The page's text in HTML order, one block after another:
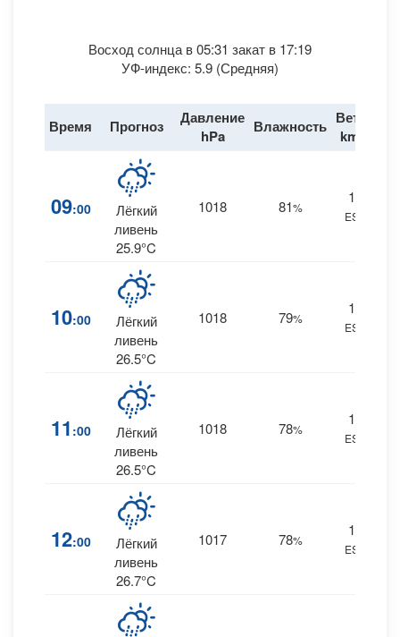
Восход солнца в 05:31 закат в 17:19
УФ-индекс: 5.9 (Средняя)
Время Прогноз
Давление
hPa
Влажность Ветер
km/h
09:00
Лёгкий
ливень
25.9°C
1018 81%
18
ESE
10:00
Лёгкий
ливень
26.5°C
1018 79%
17
ESE
11 :00
Лёгкий
ливень
26.5°C
1018 78%
16
ESE
12:00
Лёгкий
ливень
26.7°C
1017 78%
17
ESE